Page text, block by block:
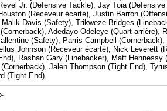
Jr. (Defensive Tackle), Jay Toia
(Receveur écarté), Justin Barron
Davis (Safety), Trikweze Bridges
Adedayo Odeleye (Quart-arrière),
(Safety), Parris Campbell
Johnson (Receveur écarté), Nick Leverett
Rashan Gary (Linebacker), Matt
Jalen Thompson (Tight End),
(Tight End).